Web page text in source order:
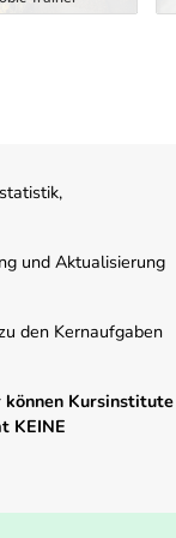
und Aktualisierung
den Kernaufgaben
Kursinstitute
KEINE